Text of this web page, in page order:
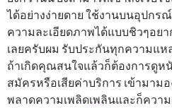
ได้อย่างง่ายดาย ใช้งานบนอุปกร
ความละเอียดภาพได้แบบชิวๆอย
เลยครับผม รับประกันทุกความแ
ถ้าเกิดคุณสนใจแล้วก็ต้องการดูห
สมัครหรือเสียค่าบริการ เข้ามาม
พลาดความเพลิดเพลินและก็ควา